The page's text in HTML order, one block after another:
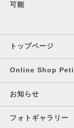
可能
トップページ
Online Shop
お知らせ
フォトギャラリー